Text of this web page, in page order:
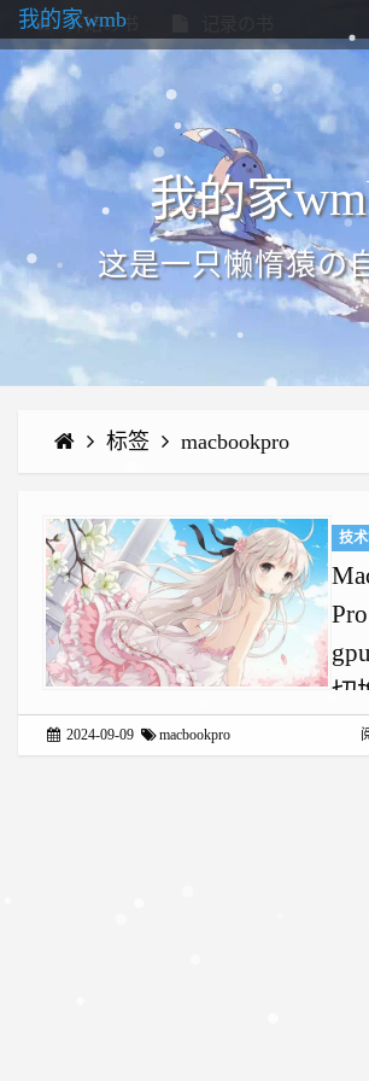
开始の书
我的家wmb
我的家
这是一只懒惰猿の
标签 macbookpro
技
切
说
2024-09-09 macbookpro